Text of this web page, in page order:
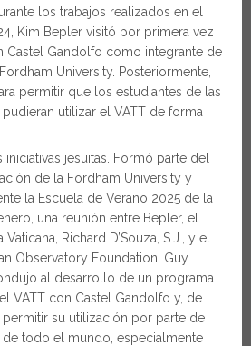
los trabajos realizados en el
Kim Bepler visitó por primera vez
Castel Gandolfo como integrante de
University. Posteriormente,
permitir que los estudiantes de las
utilizar el VATT de forma
jesuitas. Formó parte del
de la Fordham University y
la Escuela de Verano 2025 de la
una reunión entre Bepler, el
Richard D’Souza, S.J., y el
Observatory Foundation, Guy
al desarrollo de un programa
VATT con Castel Gandolfo y, de
permitir su utilización por parte de
de todo el mundo, especialmente